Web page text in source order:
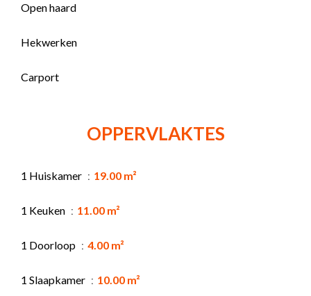
Open haard
Hekwerken
Carport
OPPERVLAKTES
1 Huiskamer 19.00 m²
1 Keuken 11.00 m²
1 Doorloop 4.00 m²
1 Slaapkamer 10.00 m²